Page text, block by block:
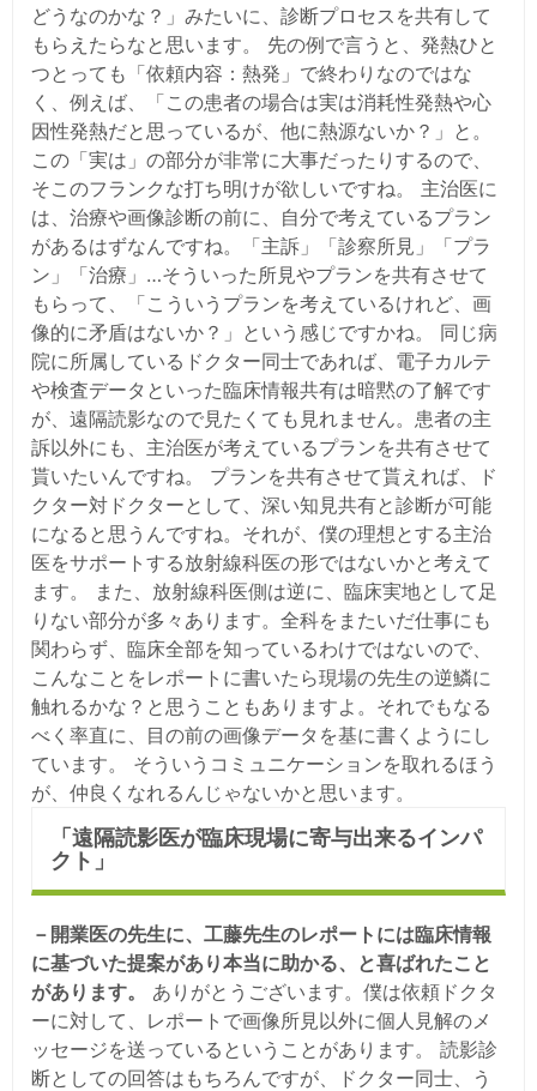
どうなのかな？」みたいに、診断プロセスを共有して
もらえたらなと思います。 先の例で言うと、発熱ひと
つとっても「依頼内容：熱発」で終わりなのではな
く、例えば、「この患者の場合は実は消耗性発熱や心
因性発熱だと思っているが、他に熱源ないか？」と。
この「実は」の部分が非常に大事だったりするので、
そこのフランクな打ち明けが欲しいですね。 主治医に
は、治療や画像診断の前に、自分で考えているプラン
があるはずなんですね。「主訴」「診察所見」「プラ
ン」「治療」…そういった所見やプランを共有させて
もらって、「こういうプランを考えているけれど、画
像的に矛盾はないか？」という感じですかね。 同じ病
院に所属しているドクター同士であれば、電子カルテ
や検査データといった臨床情報共有は暗黙の了解です
が、遠隔読影なので見たくても見れません。患者の主
訴以外にも、主治医が考えているプランを共有させて
貰いたいんですね。 プランを共有させて貰えれば、ド
クター対ドクターとして、深い知見共有と診断が可能
になると思うんですね。それが、僕の理想とする主治
医をサポートする放射線科医の形ではないかと考えて
ます。 また、放射線科医側は逆に、臨床実地として足
りない部分が多々あります。全科をまたいだ仕事にも
関わらず、臨床全部を知っているわけではないので、
こんなことをレポートに書いたら現場の先生の逆鱗に
触れるかな？と思うこともありますよ。それでもなる
べく率直に、目の前の画像データを基に書くようにし
ています。 そういうコミュニケーションを取れるほう
が、仲良くなれるんじゃないかと思います。
「遠隔読影医が臨床現場に寄与出来るインパ
クト」
－開業医の先生に、工藤先生のレポートには臨床情報
に基づいた提案があり本当に助かる、と喜ばれたこと
があります。
ありがとうございます。僕は依頼ドクタ
ーに対して、レポートで画像所見以外に個人見解のメ
ッセージを送っているということがあります。 読影診
断としての回答はもちろんですが、ドクター同士、う